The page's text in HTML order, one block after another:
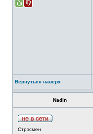
Вернуться наверх
Nadin
Стрэсмен